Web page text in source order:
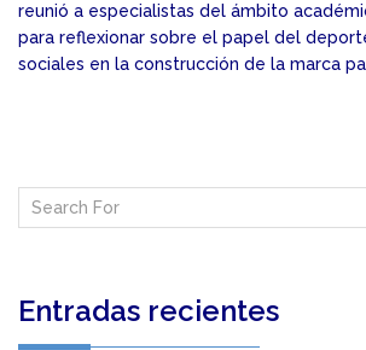
reunió a especialistas del ámbito
para reflexionar sobre el papel del
sociales en la construcción de la marca
Entradas recientes